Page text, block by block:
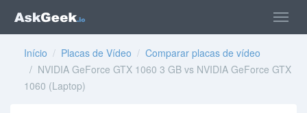
Início / Placas de Vídeo / Comparar placas de vídeo
/ NVIDIA GeForce GTX 1060 3 GB vs NVIDIA GeForce GTX
1060 (Laptop)